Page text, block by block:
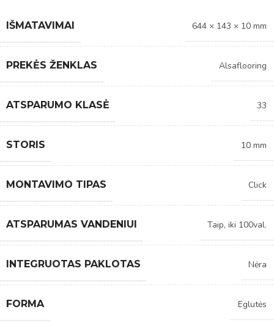
IŠMATAVIMAI 644 × 143 × 10 mm
PREKĖS ŽENKLAS Alsaflooring
ATSPARUMO KLASĖ 33
STORIS 10 mm
MONTAVIMO TIPAS Click
ATSPARUMAS VANDENIUI Taip, iki 100val.
INTEGRUOTAS PAKLOTAS Nėra
FORMA Eglutės